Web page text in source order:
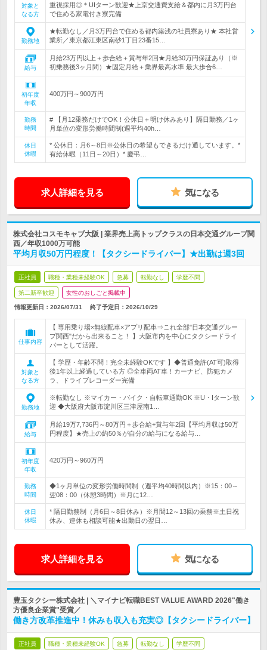
対象と
なる方
重視採用◎＊UIターン歓迎★上京交通費支給＆都内に月3万円台
で住める家電付き寮完備
勤務地
★転勤なし／月3万円台で住める都内築浅の社員寮あり★ 本社営
業所／東京都江東区南砂1丁目23番15…
給与
月給23万円以上＋歩合給＋賞与年2回★月給30万円保証あり（※
初乗務後3ヶ月間）★固定月給＋業界最高水準 最大歩合6…
初年度
年収
400万円～900万円
勤務
時間
# 【月12乗務だけでOK！公休日＋明け休みあり】隔日勤務／1ヶ
月単位の変形労働時間制(週平均40h…
休日
休暇
* 公休日：月6～8日※公休日の希望もできるだけ通しています。*
有給休暇（11日～20日）* 慶弔…
求人詳細を見る 気になる
株式会社コスモキャブ大阪 | 業界売上高トップクラスの日本交通グループ関
西／年収1000万可能
平均月収50万円程度！【タクシードライバー】★出勤は週3回
正社員 職種・業種未経験OK 急募 転勤なし 学歴不問
第二新卒歓迎 女性のおしごと掲載中
情報更新日：2026/07/31 終了予定日： 2026/10/29
仕事内容
【 専用乗り場×無線配車×アプリ配車⇒これ全部"日本交通グルー
プ関西"だから出来ること！ 】大阪市内を中心にタクシードライ
バーとして活躍。
対象と
なる方
【 学歴・年齢不問！完全未経験OKです 】◆普通免許(AT可)取得
後1年以上経過している方 ◎全車両AT車！カーナビ、防犯カメ
ラ、ドライブレコーダー完備
勤務地
※転勤なし ※マイカー・バイク・自転車通勤OK ※U・Iターン歓
迎 ◆大阪府大阪市淀川区三津屋南1…
給与
月給19万7,736円～80万円＋歩合給+賞与年2回【平均月収は50万
円程度】★売上の約50％が自分の給与になる給与…
初年度
年収
420万円～960万円
勤務
時間
◆1ヶ月単位の変形労働時間制（週平均40時間以内）※15：00～
翌08：00（休憩3時間）※月に12…
休日
休暇
* 隔日勤務制（月6日～8日休み）※月間12～13回の乗務※土日祝
休み、連休も相談可能★出勤日の翌日…
求人詳細を見る 気になる
豊玉タクシー株式会社 | ＼マイナビ転職BEST VALUE AWARD 2026"働き
方優良企業賞"受賞／
働き方改革推進中！休みも収入も充実◎【タクシードライバー】
正社員 職種・業種未経験OK 急募 転勤なし 学歴不問